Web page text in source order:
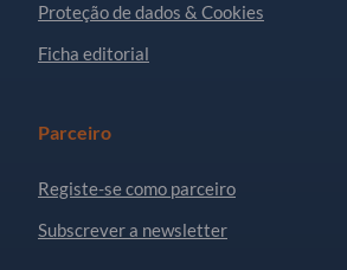
Proteção de dados & Cookies
Ficha editorial
Parceiro
Registe-se como parceiro
Subscrever a newsletter